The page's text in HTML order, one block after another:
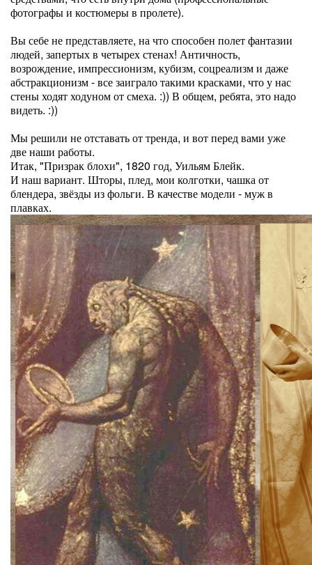
фотографы и костюмеры в пролете).
Вы себе не представляете, на что способен полет фантазии
людей, запертых в четырех стенах! Античность,
возрождение, импрессионизм, кубизм, соцреализм и даже
абстракционизм - все заиграло такими красками, что у нас
стены ходят ходуном от смеха. :)) В общем, ребята, это надо
видеть. :))
Мы решили не отставать от тренда, и вот перед вами уже
две наши работы.
Итак, "Призрак блохи", 1820 год, Уильям Блейк.
И наш вариант. Шторы, плед, мои колготки, чашка от
блендера, звёзды из фольги. В качестве модели - муж в
плавках.